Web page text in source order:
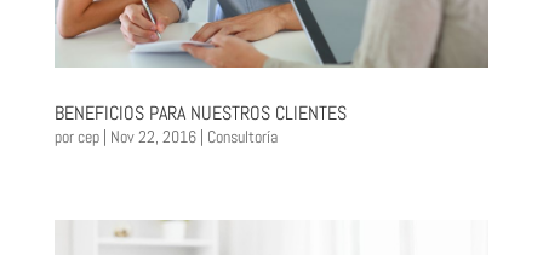
BENEFICIOS PARA NUESTROS CLIENTES
porcep| Nov 22, 2016| Consultoría